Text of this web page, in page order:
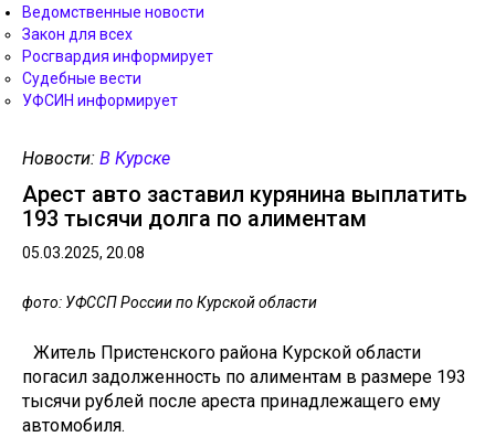
Ведомственные новости
Закон для всех
Росгвардия информирует
Судебные вести
УФСИН информирует
Новости: В Курске
Арест авто заставил курянина выплатить
193 тысячи долга по алиментам
05.03.2025, 20.08
фото: УФССП России по Курской области
Житель Пристенского района Курской области
погасил задолженность по алиментам в размере 193
тысячи рублей после ареста принадлежащего ему
автомобиля.